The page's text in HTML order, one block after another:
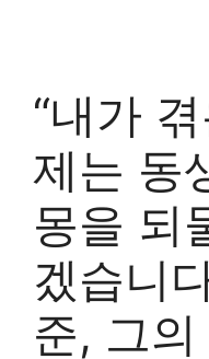
“내가
제는 동
몽을 되
겠습니
준, 그